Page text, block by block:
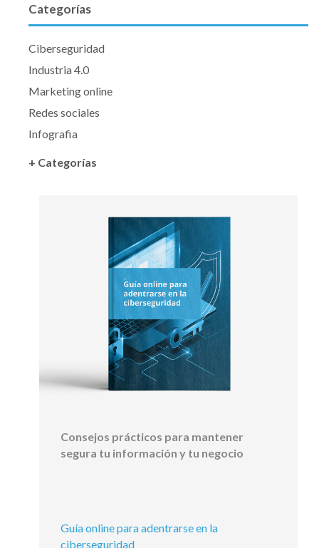
Categorías
Ciberseguridad
Industria 4.0
Marketing online
Redes sociales
Infografia
+ Categorías
Consejos prácticos para mantener
segura tu información y tu negocio
Guía online para adentrarse en la
ciberseguridad